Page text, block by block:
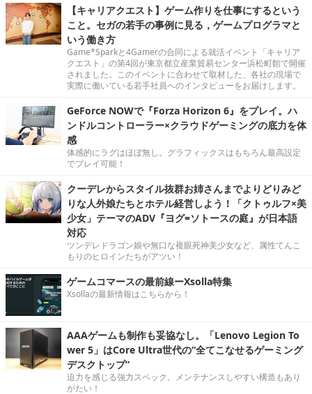
【キャリアクエスト】ゲーム作りを仕事にするという
こと。セガの若手の事例に見る，ゲームプログラマと
いう働き方
Game*Sparkと4Gamerの合同による就活イベント「キャリア
クエスト」の第4回が東京都立産業貿易センター浜松町館で開催
されました。このイベントに合わせて取材した、各社の現場で
実際に働いている若手社員へのインタビューをお届けします。
GeForce NOWで『Forza Horizon 6』をプレイ。ハ
ンドルコントローラー×クラウドゲーミングの底力を体
感
体感的にラグはほぼ無し。グラフィックスはもちろん最高設定
でプレイ可能！
クーデレからスタイル抜群お姉さんまでよりどりみど
りな人外娘たちとホテル経営しよう！「クトゥルフ×美
少女」テーマのADV『ヨグ=ソトースの庭』が日本語
対応
ツンデレドラゴン娘や無口な複眼死神美少女など、属性てんこ
もりのヒロインたちがアツい！
ゲームコマースの最前線ーXsolla特集
Xsollaの最新情報はこちらから！
AAAゲームも制作も妥協なし。「Lenovo Legion To
wer 5」はCore Ultra世代の“全てこなせるゲーミング
デスクトップ”
迫力を感じる強力スペック。メンテナンスしやすい構造もあり
がたい！